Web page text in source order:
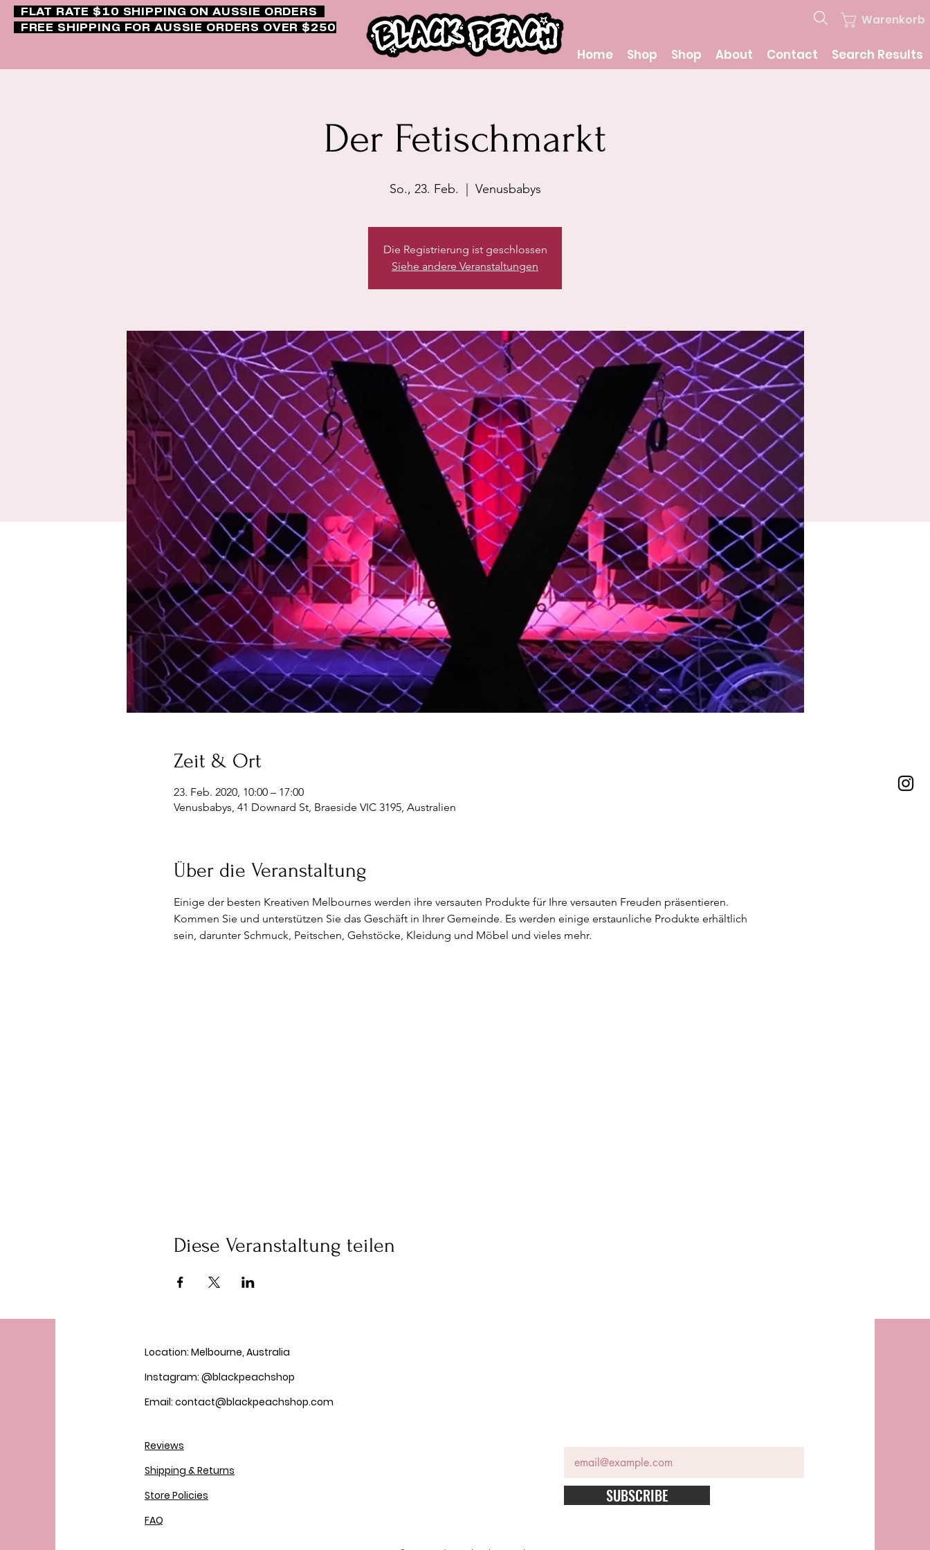
FLAT RATE $10 SHIPPING ON AUSSIE ORDERS
FREE SHIPPING FOR AUSSIE ORDERS OVER $250
Warenkorb
Home Shop Shop About Contact Search Results
Der Fetischmarkt
So., 23. Feb. Venusbabys
Die Registrierung ist geschlossen
Siehe andere Veranstaltungen
Zeit & Ort
23. Feb. 2020, 10:00 – 17:00
Venusbabys, 41 Downard St, Braeside VIC 3195, Australien
Über die Veranstaltung
Einige der besten Kreativen Melbournes werden ihre versauten Produkte für Ihre versauten Freuden präsentieren.
Kommen Sie und unterstützen Sie das Geschäft in Ihrer Gemeinde. Es werden einige erstaunliche Produkte erhältlich
sein, darunter Schmuck, Peitschen, Gehstöcke, Kleidung und Möbel und vieles mehr.
Diese Veranstaltung teilen
Location: Melbourne, Australia
Instagram: @blackpeachshop
Email: contact@blackpeachshop.com
Reviews
Shipping & Returns
Store Policies
FAQ
SUBSCRIBE